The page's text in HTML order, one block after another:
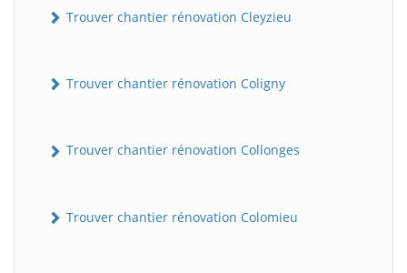
Trouver chantier rénovation Cleyzieu
Trouver chantier rénovation Coligny
Trouver chantier rénovation Collonges
Trouver chantier rénovation Colomieu
B BatiWebPro